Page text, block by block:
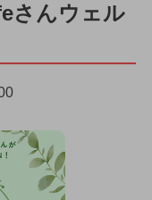
さんウェル